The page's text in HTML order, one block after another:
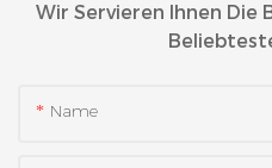
Wir Servieren Ihnen Die
Name